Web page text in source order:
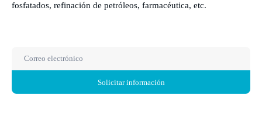
fosfatados, refinación de petróleos, farmacéutica, etc.
Solicitar información